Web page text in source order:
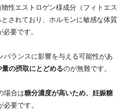
物性エストロゲン様成分（フ ィ トエス
と されており、 ホルモンに敏感な体質
必要です。
バランスに影響を与える可能性があ
量の摂取にとどめるのが無難です。
場合は糖分濃度が高いため、 妊娠糖
必要です。